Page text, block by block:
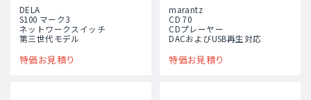
DELA
S100 マーク3
ネットワークスイッチ
第三世代モデル
特価お見積り
marantz
CD 70
CDプレーヤー
DACおよびUSB再生対応
特価お見積り